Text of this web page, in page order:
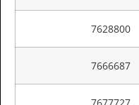
7628800
7666687